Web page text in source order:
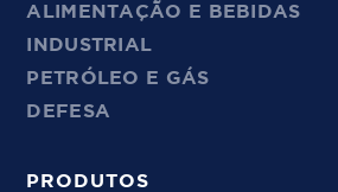
ALIMENTAÇÃO E BEBIDAS
INDUSTRIAL
PETRÓLEO E GÁS
DEFESA
PRODUTOS